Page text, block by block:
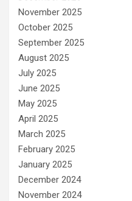
November 2025
October 2025
September 2025
August 2025
July 2025
June 2025
May 2025
April 2025
March 2025
February 2025
January 2025
December 2024
November 2024